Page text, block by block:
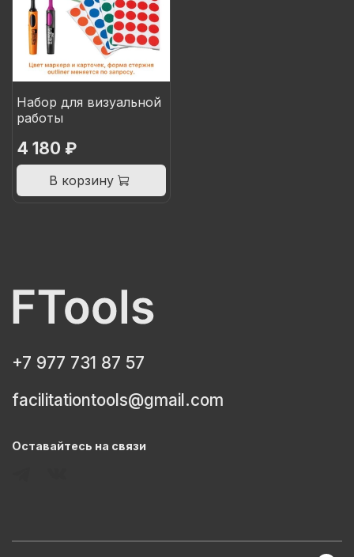
Набор для визуальной
работы
4 180 ₽
В корзину
+7 977 731 87 57
facilitationtools@gmail.com
Оставайтесь на связи